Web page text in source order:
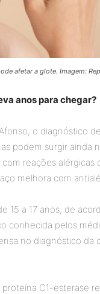
afetar a glote. Imagem:
anos para chegar?
o diagnóstico
podem surgir ainda
reações
melhora com
15 a 17 anos, de
conhecida pelos
no diagnóstico
C1-esterase